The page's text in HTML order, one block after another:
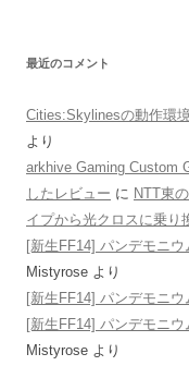
最近のコメント
Cities:Skylinesの動作環
より
arkhive Gaming Custom
したレビュー に NTT東
イプから光クロスに乗り
[新生FF14] パンデモニ
Mistyrose より
[新生FF14] パンデモニ
[新生FF14] パンデモニ
Mistyrose より